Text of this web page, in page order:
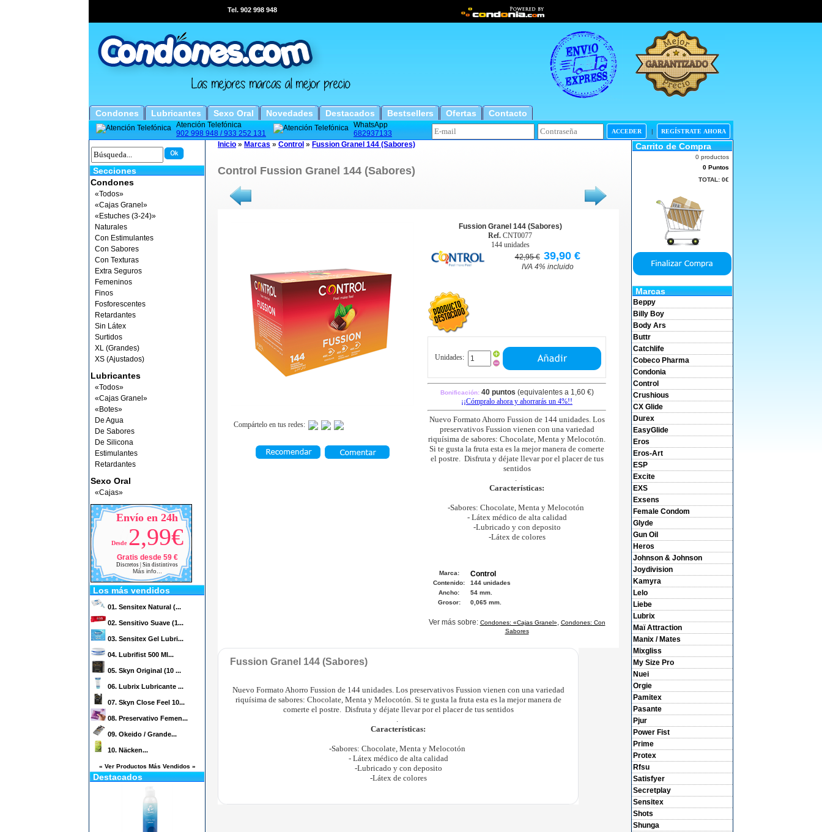
Tel. 902 998 948
Condones Lubricantes Sexo Oral Novedades Destacados Bestsellers Ofertas Contacto
Atención Telefónica
902 998 948 / 933 252 131
WhatsApp
682937133
|
Secciones
Condones
«Todos»
«Cajas Granel»
«Estuches (3-24)»
Naturales
Con Estimulantes
Con Sabores
Con Texturas
Extra Seguros
Femeninos
Finos
Fosforescentes
Retardantes
Sin Látex
Surtidos
XL (Grandes)
XS (Ajustados)
Lubricantes
«Todos»
«Cajas Granel»
«Botes»
De Agua
De Sabores
De Silicona
Estimulantes
Retardantes
Sexo Oral
«Cajas»
Envío en 24h
Desde 2,99€
Gratis desde 59 €
Discretos | Sin distintivos
Más info...
Los más vendidos
01. Sensitex Natural (...
02. Sensitivo Suave (1...
03. Sensitex Gel Lubri...
04. Lubrifist 500 Ml...
05. Skyn Original (10 ...
06. Lubrix Lubricante ...
07. Skyn Close Feel 10...
08. Preservativo Femen...
09. Okeido / Grande...
10. Näcken...
« Ver Productos Más Vendidos »
Destacados
Inicio » Marcas » Control » Fussion Granel 144 (Sabores)
Control Fussion Granel 144 (Sabores)
Compártelo en tus redes:
Fussion Granel 144 (Sabores)
Ref. CNT0077
144 unidades
42,95 € 39,90 €
IVA 4% incluido
Unidades:
Bonificación: 40 puntos (equivalentes a 1,60 €)
¡¡Cómpralo ahora y ahorrarás un 4%!!
Nuevo Formato Ahorro Fussion de 144 unidades. Los
preservativos Fussion vienen con una variedad
riquísima de sabores: Chocolate, Menta y Melocotón.
Si te gusta la fruta esta es la mejor manera de comerte
el postre. Disfruta y déjate llevar por el placer de tus
sentidos
.
Características:
-Sabores: Chocolate, Menta y Melocotón
- Látex médico de alta calidad
-Lubricado y con deposito
-Látex de colores
Marca: Control
Contenido:
144 unidades
Ancho:
54 mm.
Grosor:
0,065 mm.
Ver más sobre: Condones: «Cajas Granel», Condones: Con
Sabores
Fussion Granel 144 (Sabores)
Nuevo Formato Ahorro Fussion de 144 unidades. Los preservativos Fussion vienen con una variedad
riquísima de sabores: Chocolate, Menta y Melocotón. Si te gusta la fruta esta es la mejor manera de
comerte el postre. Disfruta y déjate llevar por el placer de tus sentidos
Características:
-Sabores: Chocolate, Menta y Melocotón
- Látex médico de alta calidad
-Lubricado y con deposito
-Látex de colores
Carrito de Compra
0 productos
0 Puntos
TOTAL: 0€
Marcas
Beppy
Billy Boy
Body Ars
Buttr
Catchlife
Cobeco Pharma
Condonia
Control
Crushious
CX Glide
Durex
EasyGlide
Eros
Eros-Art
ESP
Excite
EXS
Exsens
Female Condom
Glyde
Gun Oil
Heros
Johnson & Johnson
Joydivision
Kamyra
Lelo
Liebe
Lubrix
Maï Attraction
Manix / Mates
Mixgliss
My Size Pro
Nuei
Orgie
Pamitex
Pasante
Pjur
Power Fist
Prime
Protex
Rfsu
Satisfyer
Secretplay
Sensitex
Shots
Shunga